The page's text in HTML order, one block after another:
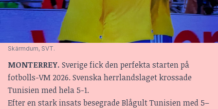
Skärmdum, SVT.
MONTERREY. Sverige fick den perfekta starten på
fotbolls-VM 2026. Svenska herrlandslaget krossade
Tunisien med hela 5-1.
Efter en stark insats besegrade Blågult Tunisien med 5–